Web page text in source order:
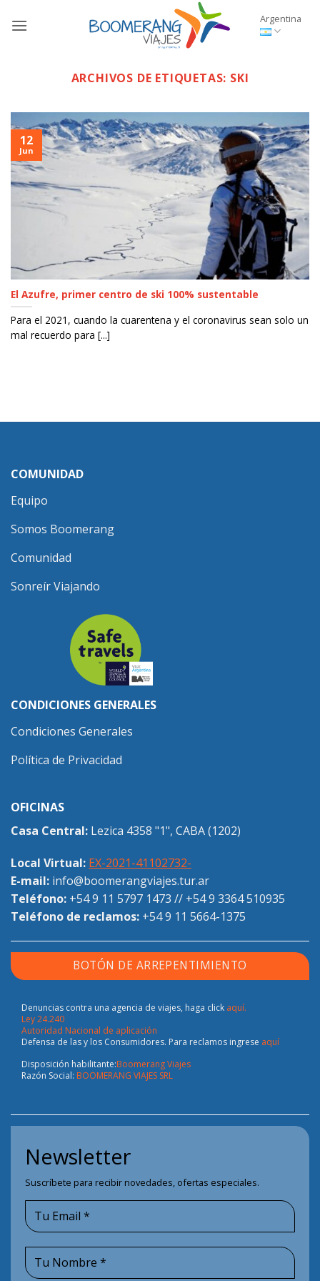
Argentina
ARCHIVOS DE ETIQUETAS: SKI
El Azufre, primer centro de ski 100% sustentable
Para el 2021, cuando la cuarentena y el coronavirus sean solo un
mal recuerdo para [...]
12
Jun
COMUNIDAD
Equipo
Somos Boomerang
Comunidad
Sonreír Viajando
CONDICIONES GENERALES
Condiciones Generales
Política de Privacidad
OFICINAS
Casa Central: Lezica 4358 "1", CABA (1202)
Local Virtual: EX-2021-41102732-
E-mail: info@boomerangviajes.tur.ar
Teléfono: +54 9 11 5797 1473 // +54 9 3364 510935
Teléfono de reclamos: +54 9 11 5664-1375
BOTÓN DE ARREPENTIMIENTO
Denuncias contra una agencia de viajes, haga click aquí.
Ley 24.240
Autoridad Nacional de aplicación
Defensa de las y los Consumidores. Para reclamos ingrese aquí
Disposición habilitante:Boomerang Viajes
Razón Social: BOOMERANG VIAJES SRL
Newsletter
Suscríbete para recibir novedades, ofertas especiales.